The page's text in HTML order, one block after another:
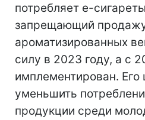
потребляет е-
запрещающий
ароматизированных
силу в 2023 году, а с
имплементирован.
уменьшить
продукции среди